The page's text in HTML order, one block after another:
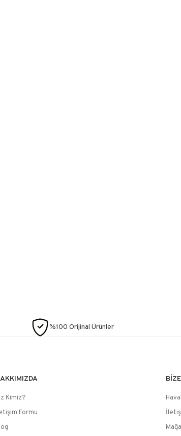
%100 Orijinal Ürünler
Kimiz?
Formu